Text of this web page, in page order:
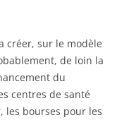
créer, sur le modèle
de loin la
du
centres de santé
les bourses pour les